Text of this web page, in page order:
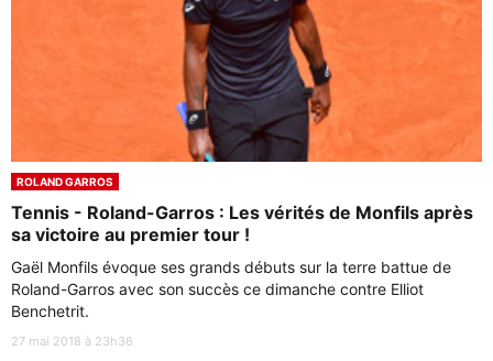
ROLAND GARROS
Tennis - Roland-Garros : Les vérités de Monfils après
sa victoire au premier tour !
Gaël Monfils évoque ses grands débuts sur la terre battue de
Roland-Garros avec son succès ce dimanche contre Elliot
Benchetrit.
27 mai 2018 à 23h36